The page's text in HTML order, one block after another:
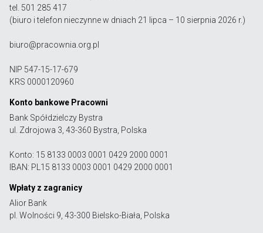
tel. 501 285 417
(biuro i telefon nieczynne w dniach 21 lipca – 10 sierpnia 2026 r.)
biuro@pracownia.org.pl
NIP 547-15-17-679
KRS 0000120960
Konto bankowe Pracowni
Bank Spółdzielczy Bystra
ul. Zdrojowa 3, 43-360 Bystra, Polska
Konto: 15 8133 0003 0001 0429 2000 0001
IBAN: PL15 8133 0003 0001 0429 2000 0001
Wpłaty z zagranicy
Alior Bank
pl. Wolności 9, 43-300 Bielsko-Biała, Polska